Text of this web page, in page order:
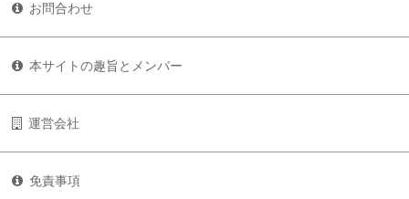
お問合わせ
本サイトの趣旨とメンバー
運営会社
免責事項